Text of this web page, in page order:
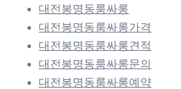
대전봉명동룸싸롱
대전봉명동룸싸롱가격
대전봉명동룸싸롱견적
대전봉명동룸싸롱문의
대전봉명동룸싸롱예약